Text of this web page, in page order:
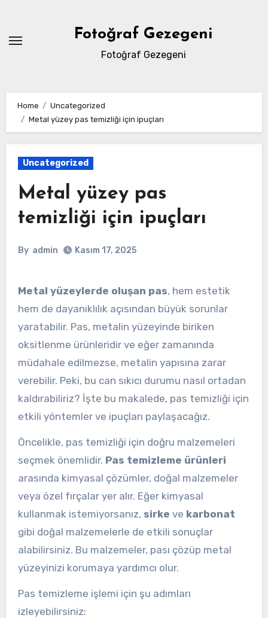
content
Fotoğraf Gezegeni
Fotoğraf Gezegeni
Home
Uncategorized
Metal yüzey pas temizliği için ipuçları
Uncategorized
Metal yüzey pas
temizliği için ipuçları
By admin Kasım 17, 2025
Metal yüzeylerde oluşan pas, hem estetik
hem de dayanıklılık açısından büyük sorunlar
yaratabilir. Pas, metalin yüzeyinde biriken
oksitlenme ürünleridir ve eğer zamanında
müdahale edilmezse, metalin yapısına zarar
verebilir. Peki, bu can sıkıcı durumu nasıl ortadan
kaldırabiliriz? İşte bu makalede, pas temizliği için
etkili yöntemler ve ipuçları paylaşacağız.
Öncelikle, pas temizliği için doğru malzemeleri
seçmek önemlidir. Pas temizleme ürünleri
arasında kimyasal çözümler, doğal malzemeler
veya özel fırçalar yer alır. Eğer kimyasal
kullanmak istemiyorsanız, sirke ve karbonat
gibi doğal malzemelerle de etkili sonuçlar
alabilirsiniz. Bu malzemeler, pası çözüp metal
yüzeyinizi korumaya yardımcı olur.
Pas temizleme işlemi için şu adımları
izleyebilirsiniz: